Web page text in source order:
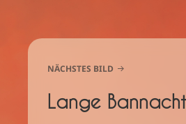
NÄCHSTES BILD
Lange